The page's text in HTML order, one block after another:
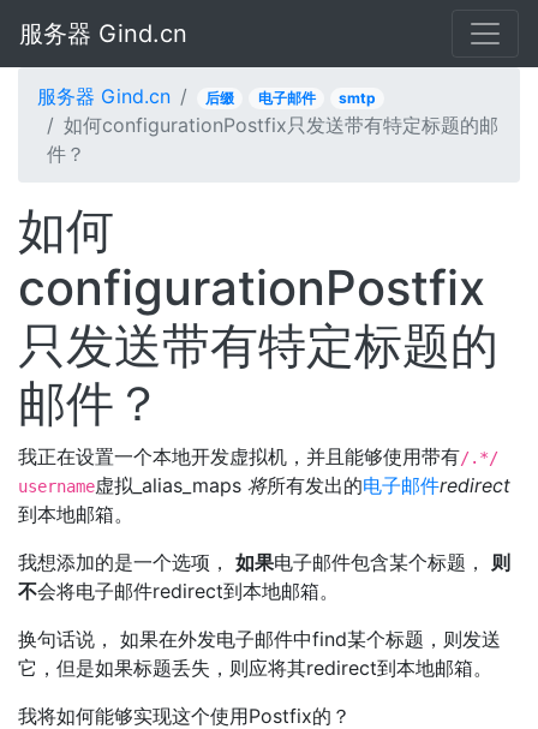
服务器 Gind.cn
服务器 Gind.cn 后缀 电子邮件 smtp
如何configurationPostfix只发送带有特定标题的邮
件？
如何
configurationPostfix
只发送带有特定标题的
邮件？
我正在设置一个本地开发虚拟机，并且能够使用带有/.*/
username虚拟_alias_maps 将所有发出的电子邮件redirect
到本地邮箱。
我想添加的是一个选项， 如果电子邮件包含某个标题， 则
不会将电子邮件redirect到本地邮箱。
换句话说， 如果在外发电子邮件中find某个标题，则发送
它，但是如果标题丢失，则应将其redirect到本地邮箱。
我将如何能够实现这个使用Postfix的？